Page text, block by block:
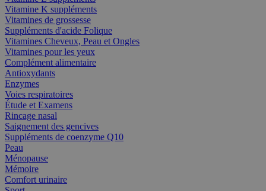
Vitamine K suppléments
Vitamines de grossesse
Suppléments d'acide Folique
Vitamines Cheveux, Peau et Ongles
Vitamines pour les yeux
Complément alimentaire
Antioxydants
Enzymes
Voies respiratoires
Étude et Examens
Rincage nasal
Saignement des gencives
Suppléments de coenzyme Q10
Peau
Ménopause
Mémoire
Comfort urinaire